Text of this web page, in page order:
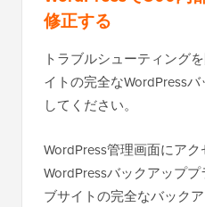
修正する
トラブルシューティング
イトの完全なWordPress
してください。
WordPress管理画面にアク
WordPressバックアップ
ブサイトの完全なバック